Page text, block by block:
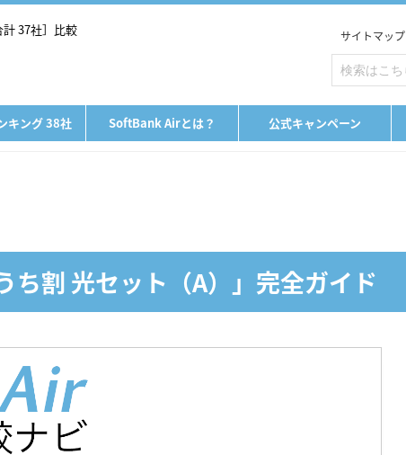
37社］比較 サイトマップ
キング 38社 SoftBank Airとは？ 公式キャンペーン
割 光セット（A）」完全ガイド